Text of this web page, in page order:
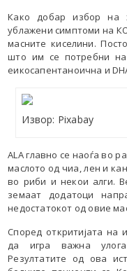
Како добар избор на
ублажени симптоми на
масните киселини.
што им се потребни на
еикосапентаноична и
Извор: Pixabay
ALA главно се наоѓа во
маслото од чиа, лен и
во риби и некои алги.
земаат додатоци
недостатокот од овие
Според откритијата на
да игра важна
Резултатите од ова